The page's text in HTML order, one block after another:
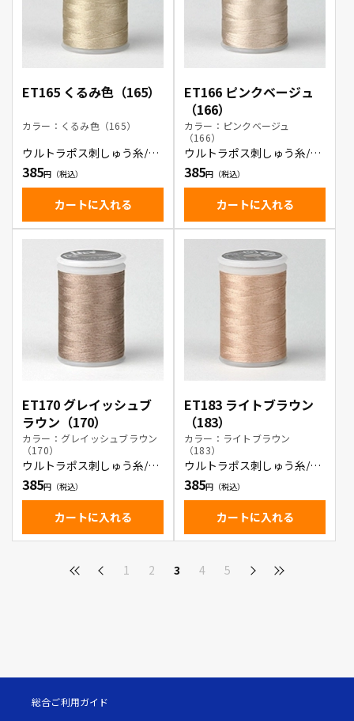
ET165 くるみ色（165）
カラー：くるみ色（165）
ウルトラポス刺しゅう糸/く
るみ色
385
カートに入れる
ET166 ピンクベージュ
（166）
カラー：ピンクベージュ
（166）
ウルトラポス刺しゅう糸/ピ
ンクベージュ
385
カートに入れる
ET170 グレイッシュブ
ラウン（170）
カラー：グレイッシュブラウン
（170）
ウルトラポス刺しゅう糸/グ
レイッシュブラウン
385
カートに入れる
ET183 ライトブラウン
（183）
カラー：ライトブラウン
（183）
ウルトラポス刺しゅう糸/ラ
イトブラウン
385
カートに入れる
1 2 3 4 5
総合ご利用ガイド